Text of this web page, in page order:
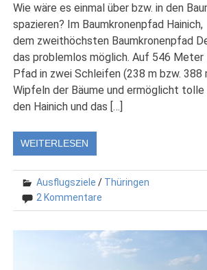
Wie wäre es einmal über bzw. in den
spazieren? Im Baumkronenpfad Hainich,
dem zweithöchsten Baumkronenpfad
das problemlos möglich. Auf 546
Pfad in zwei Schleifen (238 m bzw. 388
Wipfeln der Bäume und ermöglicht
den Hainich und das […]
WEITERLESEN
Ausflugsziele / Thüringen
2 Kommentare